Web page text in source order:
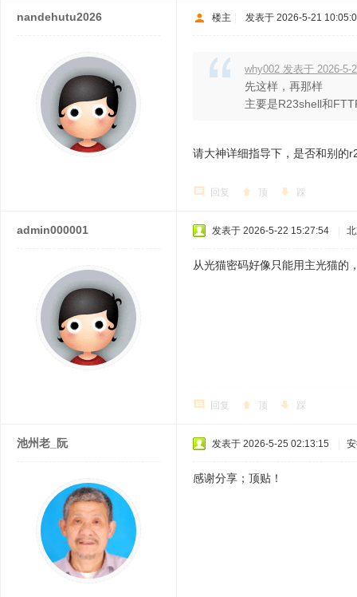
nandehutu2026 楼主 发表于 2026-5-21
why002 发表于 2026-5-
先这样，再那样
主要是R23shell和
请大神详细指导下，是否和别的
回复 顶 踩
admin000001 发表于 2026-5-22 15:27:54
从光猫密码好像只能用主光猫的
回复 顶 踩
池州老_阮 发表于 2026-5-25 02:13:15
感谢分享；顶贴！